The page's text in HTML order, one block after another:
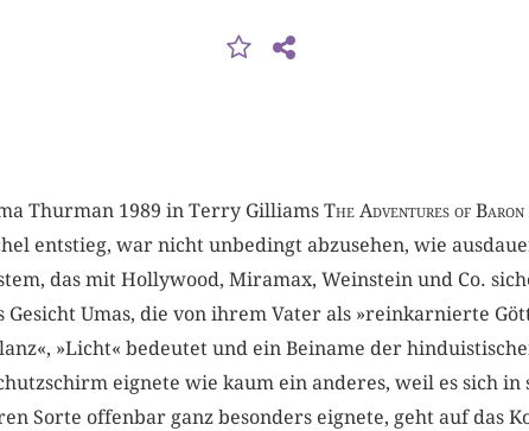
Thurman 1989 in Terry Gilliams The Adventures of Baron
entstieg, war nicht unbedingt abzusehen, wie
das mit Hollywood, Miramax, Weinstein und Co.
Gesicht Umas, die von ihrem Vater als »reinkarnierte
»Licht« bedeutet und ein Beiname der
eignete wie kaum ein anderes, weil es sich
Sorte offenbar ganz besonders eignete, geht auf das